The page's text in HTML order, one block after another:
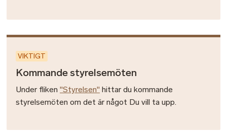
VIKTIGT
Kommande styrelsemöten
Under fliken "Styrelsen" hittar du kommande
styrelsemöten om det är något Du vill ta upp.